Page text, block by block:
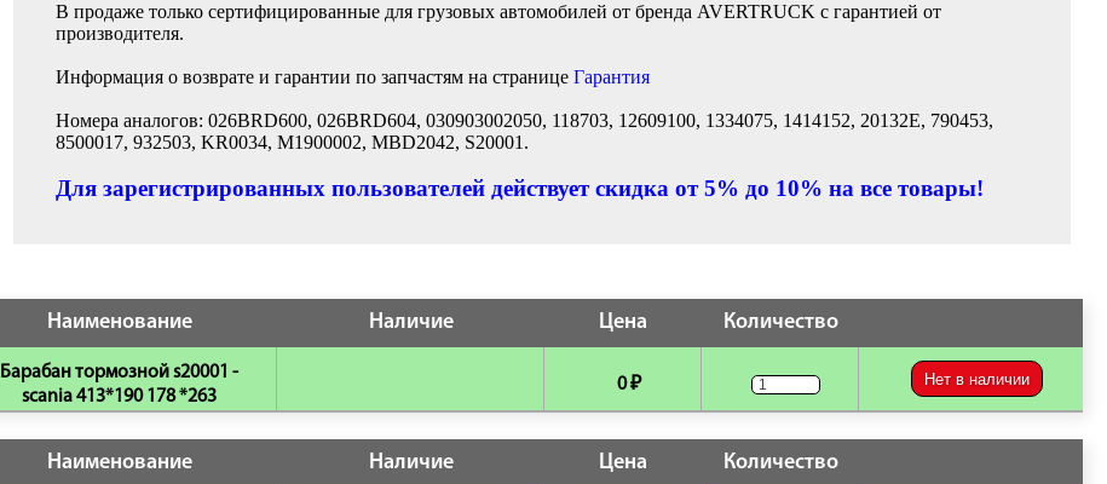
В продаже только сертифицированные для грузовых автомобилей от бренда AVERTRUCK с гарантией от
производителя.
Информация о возврате и гарантии по запчастям на странице Гарантия
Номера аналогов: 026BRD600, 026BRD604, 030903002050, 118703, 12609100, 1334075, 1414152, 20132E, 790453,
8500017, 932503, KR0034, M1900002, MBD2042, S20001.
Для зарегистрированных пользователей действует скидка от 5% до 10% на все товары!
Наименование Наличие Цена Количество
Барабан тормозной s20001 -
scania 413*190 178 *263
0 ₽ Нет в наличии
Наименование Наличие Цена Количество